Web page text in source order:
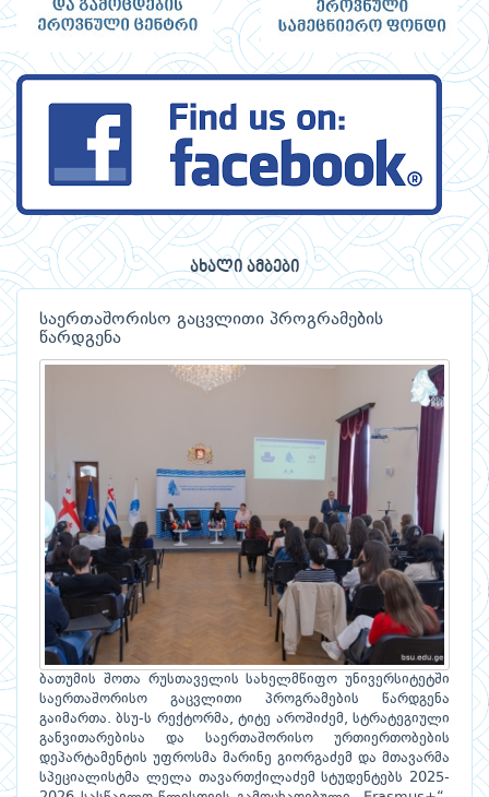
ახალი ამბები
საერთაშორისო გაცვლითი პროგრამების
წარდგენა
ბათუმის შოთა რუსთაველის სახელმწიფო უნივერსიტეტში
საერთაშორისო გაცვლითი პროგრამების წარდგენა
გაიმართა. ბსუ-ს რექტორმა, ტიტე აროშიძემ, სტრატეგიული
განვითარებისა და საერთაშორისო ურთიერთობების
დეპარტამენტის უფროსმა მარინე გიორგაძემ და მთავარმა
სპეციალისტმა ლელა თავართქილაძემ სტუდენტებს 2025-